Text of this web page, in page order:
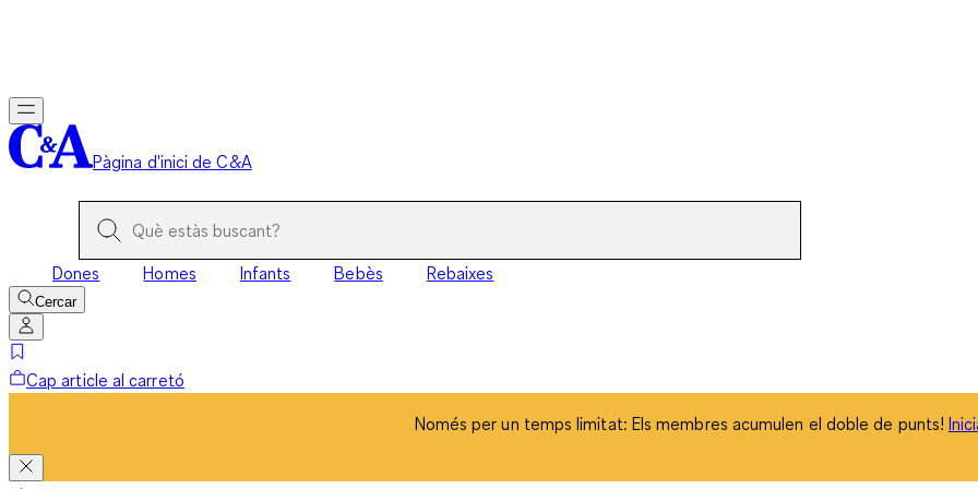
Pàgina d'inici de C&A
Dones Homes Infants Bebès Rebaixes
Cercar
Cap article al carretó
Només per un temps limitat: Els membres acumulen el doble de punts!